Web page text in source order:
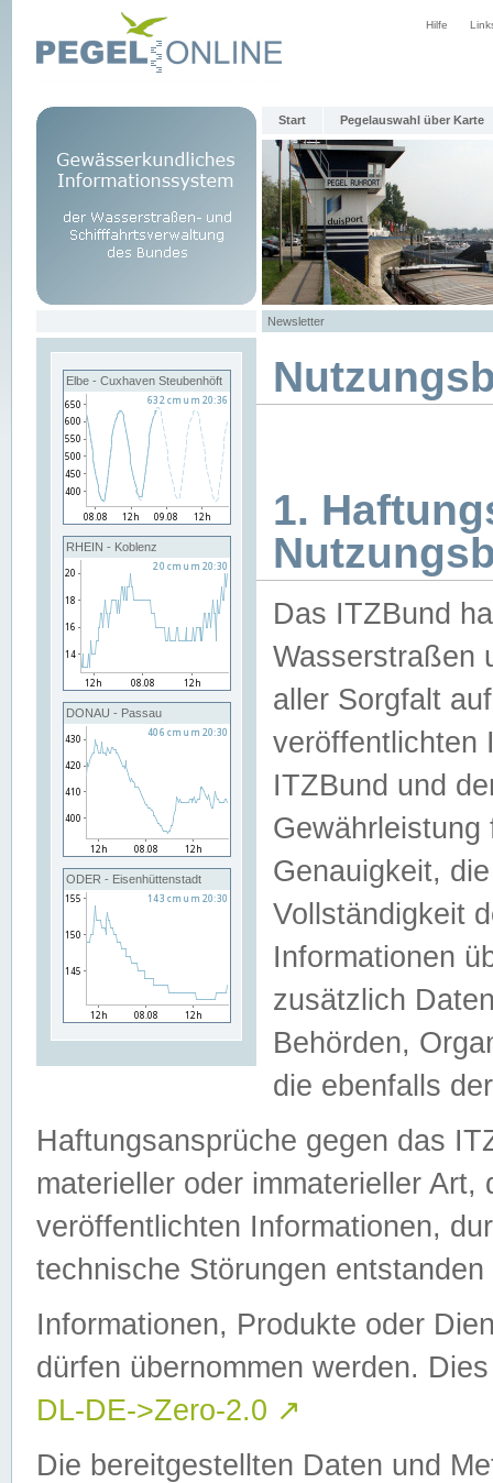
Hilfe
Start Pegelauswahl über Karte
Newsletter
Elbe - Cuxhaven Steubenhöft
RHEIN - Koblenz
DONAU - Passau
ODER - Eisenhüttenstadt
1.
Das ITZBund
Wasserstraßen
aller Sorgfalt
veröffentlichten
ITZBund und
Genauigkeit,
Vollständigkeit
Informationen
zusätzlich
Behörden,
die ebenfalls
Haftungsansprüche gegen das
materieller oder immaterieller
veröffentlichten Informationen,
technische Störungen
Informationen, Produkte oder
dürfen übernommen werden.
DL-DE->Zero-2.0 ↗
Die bereitgestellten Daten und